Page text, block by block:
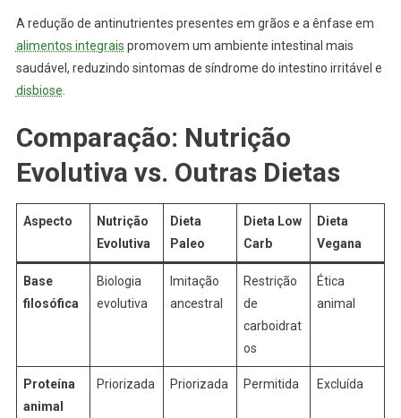
A redução de antinutrientes presentes em grãos e a ênfase em
alimentos integrais promovem um ambiente intestinal mais
saudável, reduzindo sintomas de síndrome do intestino irritável e
disbiose
Comparação: Nutrição
Evolutiva vs. Outras Dietas
Aspecto
Nutrição
Evolutiva
Dieta
Paleo
Dieta Low
Carb
Dieta
Vegana
Base
filosófica
Biologia
evolutiva
Imitação
ancestral
Restrição
de
carboidrat
os
Ética
animal
Proteína
animal
Priorizada Priorizada Permitida Excluída